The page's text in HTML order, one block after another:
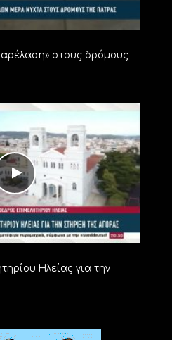
στους δρόμους
Ηλείας για την